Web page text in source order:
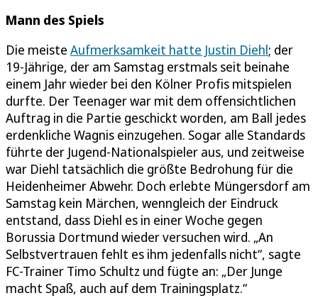
Mann des Spiels
Die meiste Aufmerksamkeit hatte Justin Diehl; der
19-Jährige, der am Samstag erstmals seit beinahe
einem Jahr wieder bei den Kölner Profis mitspielen
durfte. Der Teenager war mit dem offensichtlichen
Auftrag in die Partie geschickt worden, am Ball jedes
erdenkliche Wagnis einzugehen. Sogar alle Standards
führte der Jugend-Nationalspieler aus, und zeitweise
war Diehl tatsächlich die größte Bedrohung für die
Heidenheimer Abwehr. Doch erlebte Müngersdorf am
Samstag kein Märchen, wenngleich der Eindruck
entstand, dass Diehl es in einer Woche gegen
Borussia Dortmund wieder versuchen wird. „An
Selbstvertrauen fehlt es ihm jedenfalls nicht“, sagte
FC-Trainer Timo Schultz und fügte an: „Der Junge
macht Spaß, auch auf dem Trainingsplatz.“